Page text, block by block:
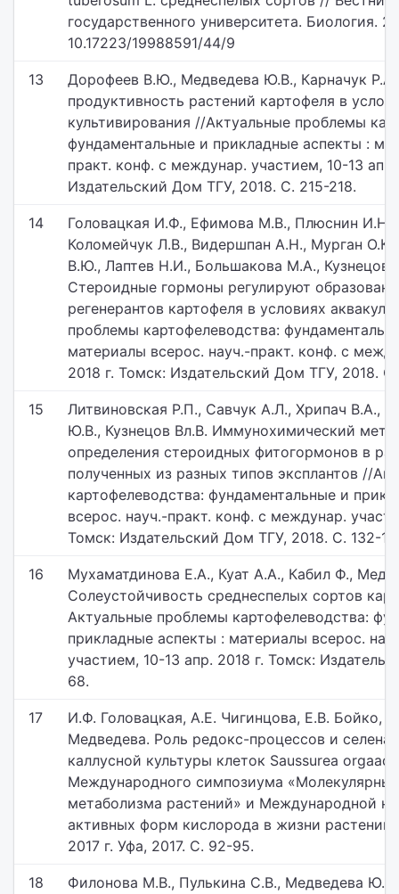
государственного университета. Биология.
10.17223/19988591/44/9
13
Дорофеев В.Ю., Медведева Ю.В., Карначук
продуктивность растений картофеля в
культивирования //Актуальные проблемы
фундаментальные и прикладные аспекты :
практ. конф. с междунар. участием, 10-13
Издательский Дом ТГУ, 2018. С. 215-218.
14
Головацкая И.Ф., Ефимова М.В., Плюснин
Коломейчук Л.В., Видершпан А.Н., Мурган
В.Ю., Лаптев Н.И., Большакова М.А., Кузнецов
Стероидные гормоны регулируют
регенерантов картофеля в условиях
проблемы картофелеводства:
материалы всерос. науч.-практ. конф. с
2018 г. Томск: Издательский Дом ТГУ, 2018. С.
15
Литвиновская Р.П., Савчук А.Л., Хрипач В.А.,
Ю.В., Кузнецов Вл.В. Иммунохимический
определения стероидных фитогормонов в
полученных из разных типов эксплантов //
картофелеводства: фундаментальные и
всерос. науч.-практ. конф. с междунар.
Томск: Издательский Дом ТГУ, 2018. С. 132-
16
Мухаматдинова Е.А., Куат А.А., Кабил Ф.,
Солеустойчивость среднеспелых сортов
Актуальные проблемы картофелеводства:
прикладные аспекты : материалы всерос.
участием, 10-13 апр. 2018 г. Томск:
68.
17
И.Ф. Головацкая, А.Е. Чигинцова, Е.В. Бойко,
Медведева. Роль редокс-процессов и селена
каллусной культуры клеток Saussurea
Международного симпозиума
метаболизма растений» и Международной
активных форм кислорода в жизни
2017 г. Уфа, 2017. С. 92-95.
18
Филонова М.В., Пулькина С.В., Медведева